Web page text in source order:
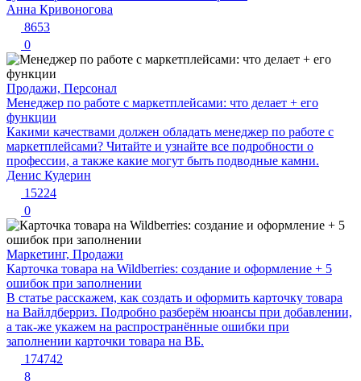
Анна Кривоногова
8653
0
Продажи, Персонал
Менеджер по работе с маркетплейсами: что делает + его
функции
Какими качествами должен обладать менеджер по работе с
маркетплейсами? Читайте и узнайте все подробности о
профессии, а также какие могут быть подводные камни.
Денис Кудерин
15224
0
Маркетинг, Продажи
Карточка товара на Wildberries: создание и оформление + 5
ошибок при заполнении
В статье расскажем, как создать и оформить карточку товара
на Вайлдберриз. Подробно разберём нюансы при добавлении,
а так-же укажем на распространённые ошибки при
заполнении карточки товара на ВБ.
174742
8